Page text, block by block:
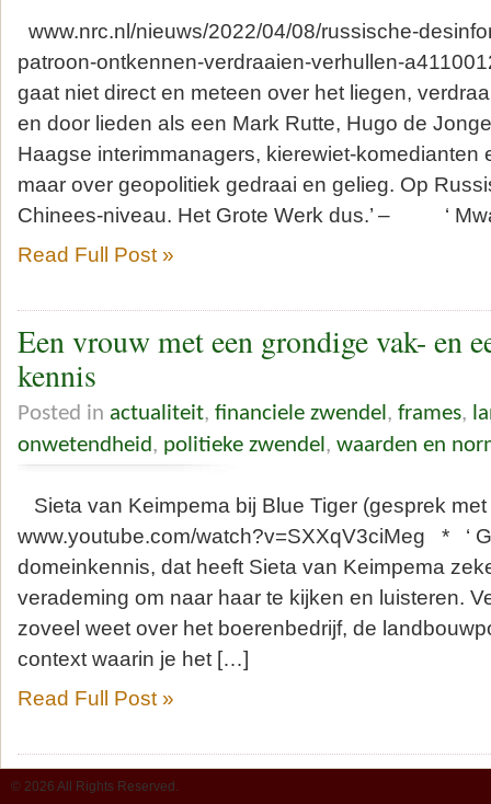
www.nrc.nl/nieuws/2022/04/08/russische-
patroon-ontkennen-verdraaien-verhullen-
gaat niet direct en meteen over het liegen,
en door lieden als een Mark Rutte, Hugo de
Haagse interimmanagers, kierewiet-komedianten
maar over geopolitiek gedraai en gelieg. Op
Chinees-niveau. Het Grote Werk dus.’ – ‘
Read Full Post »
Een vrouw met een grondige vak- en
kennis
Posted in actualiteit, financiele zwendel , frames,
onwetendheid, politieke zwendel , waarden en
Sieta van Keimpema bij Blue Tiger (gesprek
www.youtube.com/watch?v=SXXqV3ciMeg * ‘
domeinkennis, dat heeft Sieta van Keimpema
verademing om naar haar te kijken en luisteren.
zoveel weet over het boerenbedrijf, de
context waarin je het […]
Read Full Post »
© 2026 All Rights Reserved.